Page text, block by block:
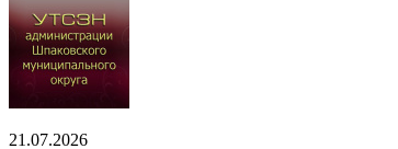
21.07.2026